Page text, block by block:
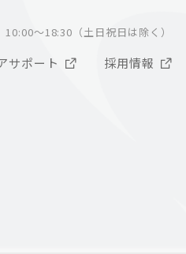
10:00～18:30（土日祝日は除く）
サポート 採用情報